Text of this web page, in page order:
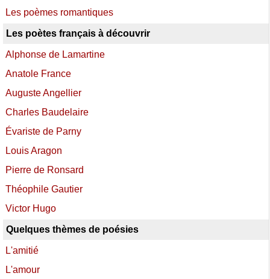
Les poèmes romantiques
Les poètes français à découvrir
Alphonse de Lamartine
Anatole France
Auguste Angellier
Charles Baudelaire
Évariste de Parny
Louis Aragon
Pierre de Ronsard
Théophile Gautier
Victor Hugo
Quelques thèmes de poésies
L'amitié
L'amour